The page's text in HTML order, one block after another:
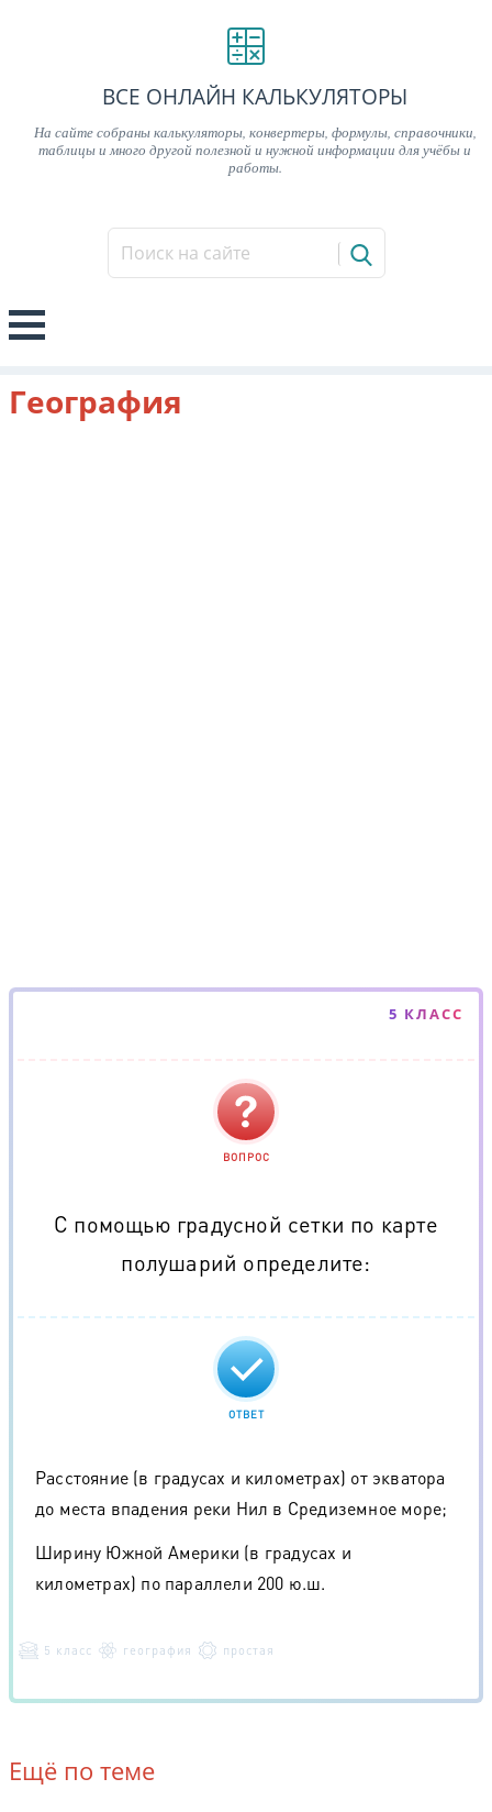
ВСЕ ОНЛАЙН КАЛЬКУЛЯТОРЫ
На сайте собраны калькуляторы, конвертеры, формулы, справочники,
таблицы и много другой полезной и нужной информации для учёбы и
работы.
География
5 КЛАСС
ВОПРОС
С помощью градусной сетки по карте
полушарий определите:
ОТВЕТ
Расстояние (в градусах и километрах) от экватора
до места впадения реки Нил в Средиземное море;
Ширину Южной Америки (в градусах и
километрах) по параллели 200 ю.ш.
5 класс география простая
Ещё по теме